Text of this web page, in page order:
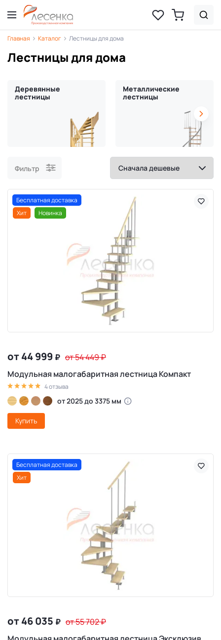
Главная Каталог Лестницы для дома
Лестницы для дома
Деревянные
лестницы
Металлические
лестницы
Фильтр
Бесплатная доставка
Хит
Новинка
от 44 999 ₽ от 54 449₽
Модульная малогабаритная лестница Компакт
4 отзыва
от 2025 до 3375 мм
Купить
Бесплатная доставка
Хит
от 46 035 ₽ от 55 702₽